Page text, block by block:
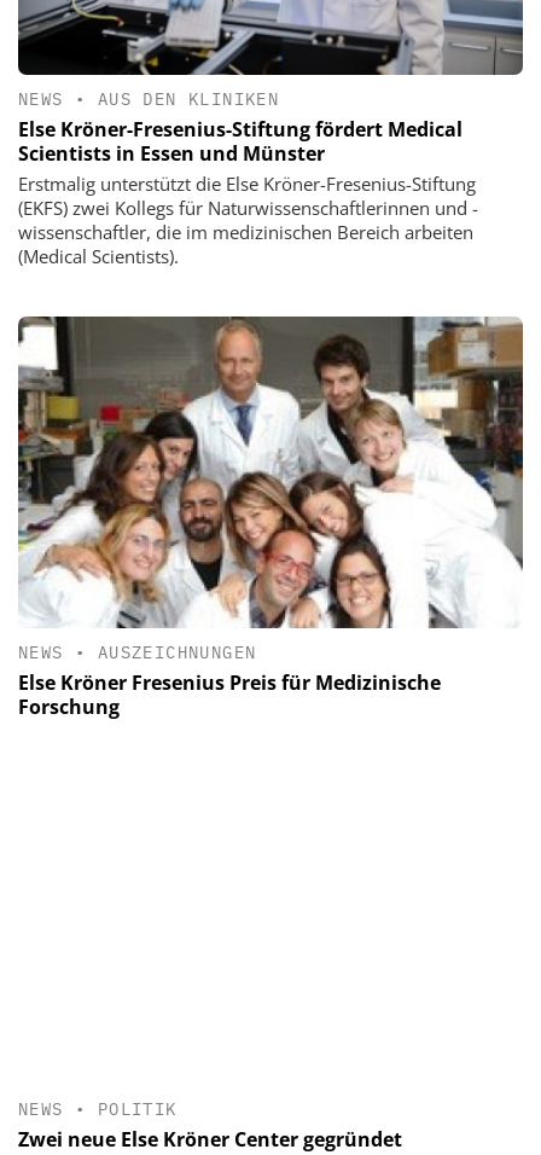
NEWS • AUS DEN KLINIKEN
Else Kröner-Fresenius-Stiftung fördert Medical
Scientists in Essen und Münster
Erstmalig unterstützt die Else Kröner-Fresenius-Stiftung
(EKFS) zwei Kollegs für Naturwissenschaftlerinnen und -
wissenschaftler, die im medizinischen Bereich arbeiten
(Medical Scientists).
NEWS • AUSZEICHNUNGEN
Else Kröner Fresenius Preis für Medizinische
Forschung
NEWS • POLITIK
Zwei neue Else Kröner Center gegründet